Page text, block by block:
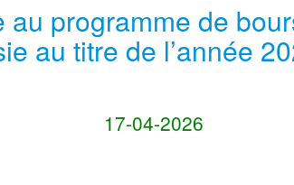
programme de
au titre de l’année
17-04-2026